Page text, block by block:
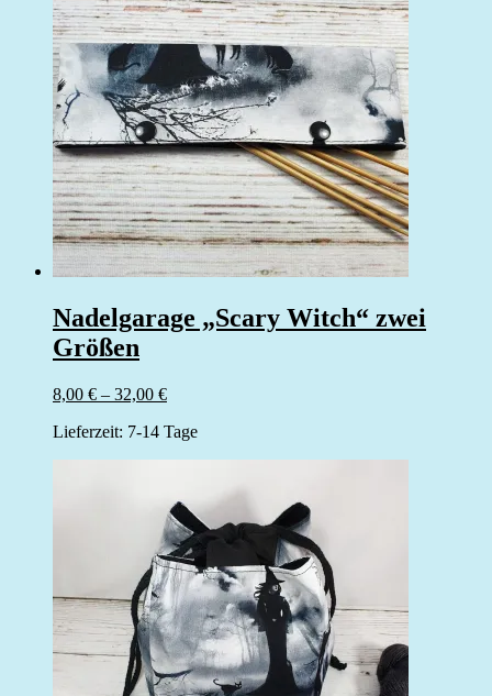
Nadelgarage „Scary Witch“ zwei
Größen
8,00 € – 32,00 €
Lieferzeit: 7-14 Tage